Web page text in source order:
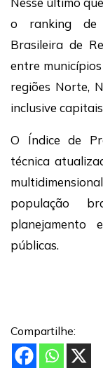
o ranking de
Brasileira de
entre
regiões Norte,
inclusive
O Índice de
técnica
população
planejamento
públicas.
Compartilhe: